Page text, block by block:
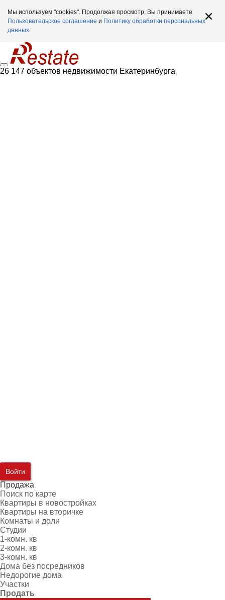
Мы используем "cookies". Продолжая просмотр, Вы принимаете
Пользовательское соглашение и Политику обработки персональных
данных.
26 147 объектов недвижимости Екатеринбурга
Войти
Продажа
Поиск по карте
Квартиры в новостройках
Квартиры на вторичке
Комнаты и доли
Студии
1-комн. кв
2-комн. кв
3-комн. кв
Дома без посредников
Недорогие дома
Участки
Продать